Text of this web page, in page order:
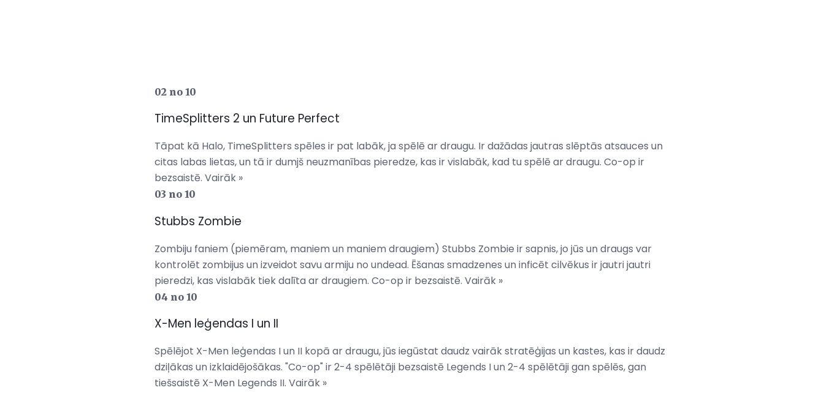
02 no 10
TimeSplitters 2 un Future Perfect
Tāpat kā Halo, TimeSplitters spēles ir pat labāk, ja spēlē ar draugu. Ir dažādas jautras slēptās atsauces un
citas labas lietas, un tā ir dumjš neuzmanības pieredze, kas ir vislabāk, kad tu spēlē ar draugu. Co-op ir
bezsaistē. Vairāk »
03 no 10
Stubbs Zombie
Zombiju faniem (piemēram, maniem un maniem draugiem) Stubbs Zombie ir sapnis, jo jūs un draugs var
kontrolēt zombijus un izveidot savu armiju no undead. Ēšanas smadzenes un inficēt cilvēkus ir jautri jautri
pieredzi, kas vislabāk tiek dalīta ar draugiem. Co-op ir bezsaistē. Vairāk »
04 no 10
X-Men leģendas I un II
Spēlējot X-Men leģendas I un II kopā ar draugu, jūs iegūstat daudz vairāk stratēģijas un kastes, kas ir daudz
dziļākas un izklaidējošākas. "Co-op" ir 2-4 spēlētāji bezsaistē Legends I un 2-4 spēlētāji gan spēlēs, gan
tiešsaistē X-Men Legends II. Vairāk »